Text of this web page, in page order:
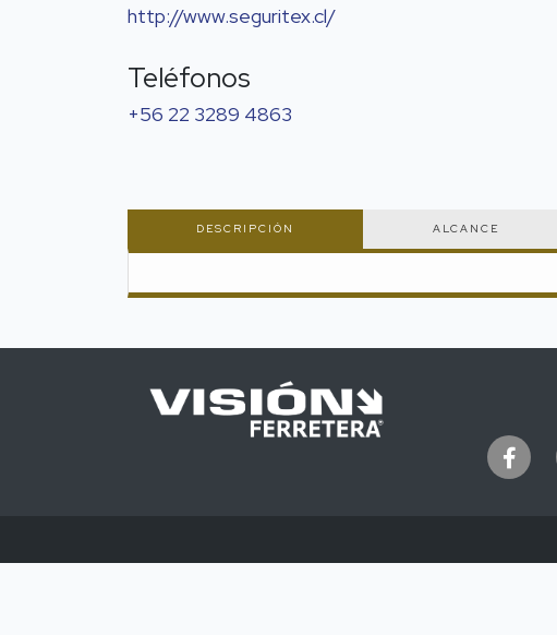
http://www.seguritex.cl/
Teléfonos
+56 22 3289 4863
DESCRIPCIÓN ALCANCE